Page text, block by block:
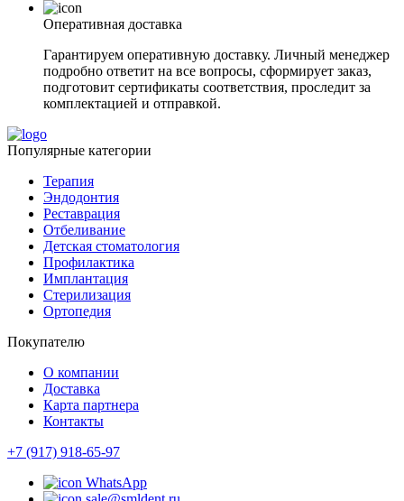
Оперативная доставка
Гарантируем оперативную доставку. Личный менеджер
подробно ответит на все вопросы, сформирует заказ,
подготовит сертификаты соответствия, проследит за
комплектацией и отправкой.
Популярные категории
Терапия
Эндодонтия
Реставрация
Отбеливание
Детская стоматология
Профилактика
Имплантация
Стерилизация
Ортопедия
Покупателю
О компании
Доставка
Карта партнера
Контакты
+7 (917) 918-65-97
WhatsApp